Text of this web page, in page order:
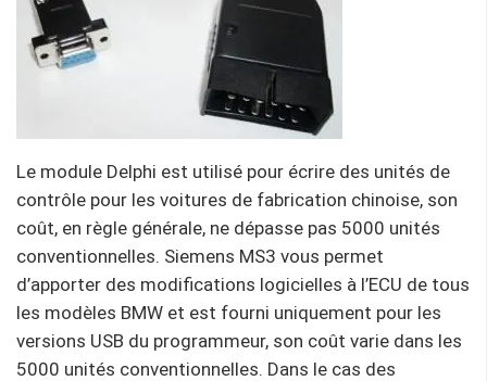
Le module Delphi est utilisé pour écrire des unités de
contrôle pour les voitures de fabrication chinoise, son
coût, en règle générale, ne dépasse pas 5000 unités
conventionnelles. Siemens MS3 vous permet
d’apporter des modifications logicielles à l’ECU de tous
les modèles BMW et est fourni uniquement pour les
versions USB du programmeur, son coût varie dans les
5000 unités conventionnelles. Dans le cas des